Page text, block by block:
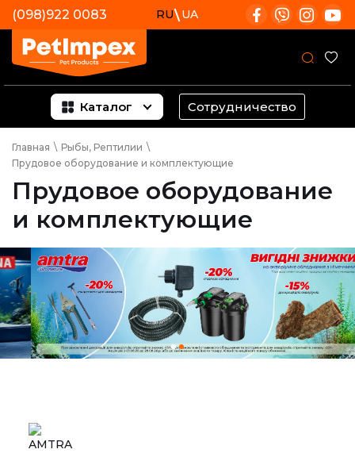
(098)922 0083 RU UA
Каталог Сотрудничество
Главная \ Рыбы, Рептилии \
Прудовое оборудование и комплектующие
Прудовое оборудование
и комплектующие